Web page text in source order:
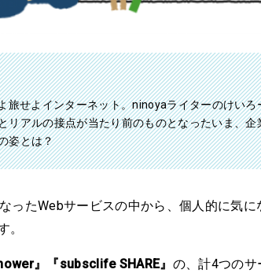
旅せよインターネット。ninoyaライターのけいろ
リアルの接点が当たり前のものとなったいま、企
姿とは？
ったWebサービスの中から、個人的に気に
。
』『subsclife SHARE』 の、計4つのサ